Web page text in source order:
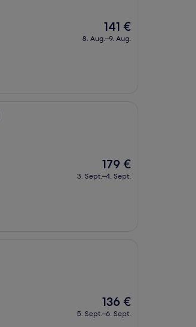
Der
Preis
beträgt
141 €
8. Aug.–9. Aug.
Der
Preis
beträgt
179 €
3. Sept.–4. Sept.
Der
Preis
beträgt
136 €
5. Sept.–6. Sept.